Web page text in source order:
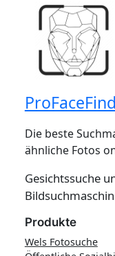
Die beste
ähnliche Fotos
Gesichtssuche
Produkte
Wels Fotosuche